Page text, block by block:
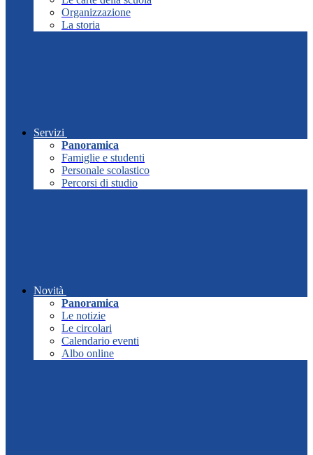
Organizzazione
La storia
Servizi
Panoramica
Famiglie e studenti
Personale scolastico
Percorsi di studio
Novità
Panoramica
Le notizie
Le circolari
Calendario eventi
Albo online